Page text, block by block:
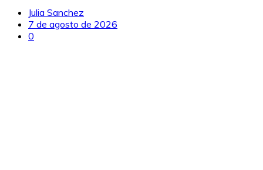
Julia Sanchez
7 de agosto de 2026
0